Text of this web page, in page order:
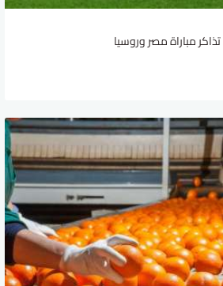
مباراة مصر وروسيا